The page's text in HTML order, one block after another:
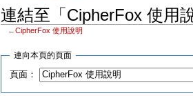
連結至「CipherFox 使用
←CipherFox 使用說明
連向本頁的頁面
頁面：